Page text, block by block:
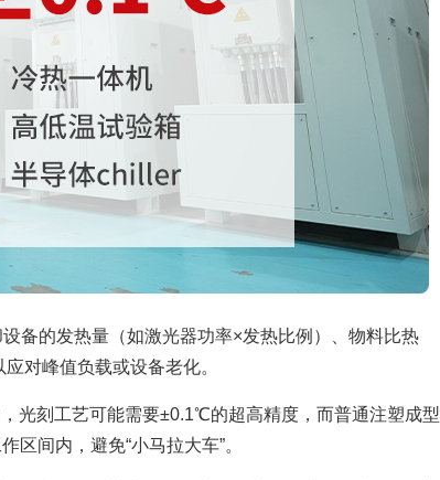
备的发热量（如激光器功率×发热比例）、物料比热
对峰值负载或设备老化。
光刻工艺可能需要±0.1℃的超高精度，而普通注塑成型
间内，避免“小马拉大车”。